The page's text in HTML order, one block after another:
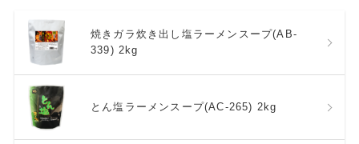
焼きガラ炊き出し塩ラーメンスープ(AB-
339) 2kg
とん塩ラーメンスープ(AC-265) 2kg